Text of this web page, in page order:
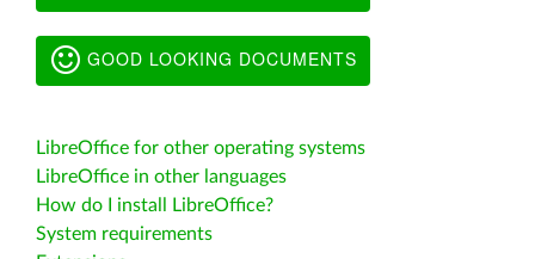
GOOD LOOKING DOCUMENTS
LibreOffice for other operating systems
LibreOffice in other languages
How do I install LibreOffice?
System requirements